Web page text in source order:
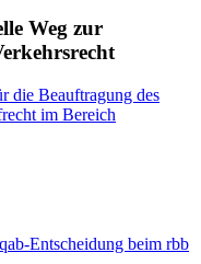
Weg zur
die Beauftragung des
im Bereich
Entscheidung beim rbb